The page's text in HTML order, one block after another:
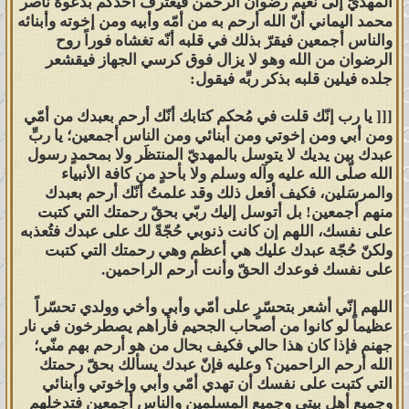
فَقَدْ كَذَّبُوكُم بِمَا تَقُولُونَ فَمَا تَسْتَطِيعُونَ
صَرْفًا وَلَا نَصْرًا ۚوَمَن يَظْلِم مِّنكُمْ نُذِقْهُ
عَذَابًا كَبِيرًا ﴿١٩﴾ وَمَا أَرْسَلْنَا قَبْلَكَ مِنَ
الْمُرْسَلِينَ إِلَّا إِنَّهُمْ لَيَأْكُلُونَ الطَّعَامَ
وَيَمْشُونَ فِي الْأَسْوَاقِ ۗوَجَعَلْنَا بَعْضَكُمْ
لِبَعْضٍ فِتْنَةً أَتَصْبِرُونَ ۗ وَكَانَ رَبُّكَ بَصِيرًا
﴿٢٠﴾}
صدق الله العظيم [الفرقان].
ويا معشر كافة علماء المسلمين وعامتهم
أجمعين والناس كافةً، كونوا شهداء على
أنفسكم أنه تبيّن لكم أنّكم كنتم على
الباطل جميعاً المسلم منكم والكافر
سواء، أم يزعم المسلمون أنهم أهدى من
الكافرين سبيلاً؟ فمن ثمّ يردّ الإمام
المهديّ على المسلمين وأقول: والله ثم
والله لو صلّيتم الليل والنهار لله وأنفقتم
محمد اليماني أنّ الله أرحم به من أمّه وأبيه ومن إخوته وأبنائه
والناس أجمعين فيقرّ بذلك في قلبه أنّه تغشاه فوراً روح
الرضوان من الله وهو لا يزال فوق كرسي الجهاز فيقشعر
جلده فيلين قلبه بذكر ربِّه فيقول:
[[[ يا رب إنّك قلت في مُحكم كتابك أنّك أرحم بعبدك من أمّي
ومن أبي ومن إخوتي ومن أبنائي ومن الناس أجمعين؛ يا ربِّ
عبدك بين يديك لا يتوسل بالمهديّ المنتظَر ولا بمحمدٍ رسول
الله صلّى الله عليه وآله وسلم ولا بأحدٍ من كافة الأنبياء
والمرسَلين، فكيف أفعل ذلك وقد علمتُ أنّك أرحم بعبدك
منهم أجمعين! بل أتوسل إليك ربّي بحقّ رحمتك التي كتبت
على نفسك، اللهم إن كانت ذنوبي حُجّةً لك على عبدك فتُعذبه
ولكنّ حُجّة عبدك عليك هي أعظم وهي رحمتك التي كتبت
على نفسك فوعدك الحقّ وأنت أرحم الراحمين.
اللهم إنّي أشعر بتحسّرٍ على أمّي وأبي وأخي وولدي تحسّراً
عظيماً لو كانوا من أصحاب الجحيم فأراهم يصطرخون في نار
جهنم فإذا كان هذا حالي فكيف بحال من هو أرحم بهم منّي؛
الله أرحم الراحمين؟ وعليه فإنّ عبدك يسألك بحقّ رحمتك
التي كتبت على نفسك أن تهدي أمّي وأبي وإخوتي وأبنائي
وجميع أهل بيتي وجميع المسلمين والناس أجمعين فتدخلهم